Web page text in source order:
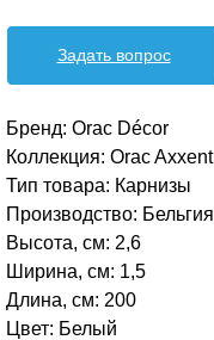
Задать вопрос
Бренд: Orac Décor
Коллекция: Orac Axxent
Тип товара: Карнизы
Производство: Бельгия
Высота, см: 2,6
Ширина, см: 1,5
Длина, см: 200
Цвет: Белый